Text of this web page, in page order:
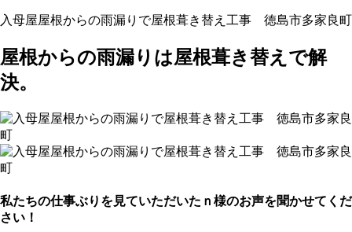
入母屋屋根からの雨漏りで屋根葺き替え工事 徳島市多家良町
屋根からの雨漏りは屋根葺き替えで解
決。
私たちの仕事ぶりを見ていただいたｎ様のお声を聞かせてくだ
さい！